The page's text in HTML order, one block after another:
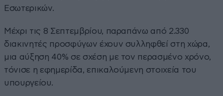
Εσωτερικών.
Μέχρι τις 8 Σεπτεμβρίου, παραπάνω από 2.330
διακινητές προσφύγων έχουν συλληφθεί στη χώρα,
μια αύξηση 40% σε σχέση με τον περασμένο χρόνο,
τόνισε η εφημερίδα, επικαλούμενη στοιχεία του
υπουργείου.